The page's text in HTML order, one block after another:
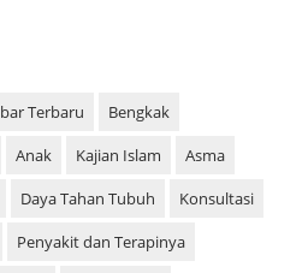
Terbaru
Bengkak
Anak Kajian Islam
Asma
Daya Tahan Tubuh
Konsultasi
Penyakit dan Terapinya